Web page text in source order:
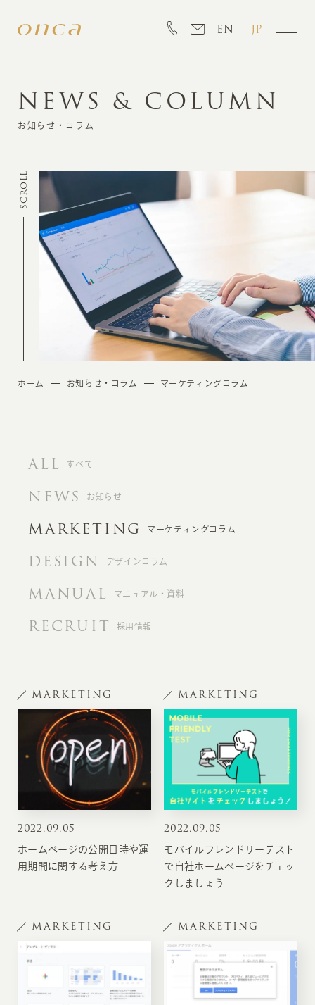
EN JP
INFORMATION
CREATION
MARKETING
NEWS & COLUMN
お知らせ・コラム
SCROLL
ホーム お知らせ・コラム マーケティングコラム
ALL すべて
NEWS お知らせ
MARKETING マーケティングコラム
DESIGN デザインコラム
MANUAL マニュアル・資料
RECRUIT 採用情報
MARKETING
2022.09.05
ホームページの公開日時や運
用期間に関する考え方
MARKETING
2022.09.05
モバイルフレンドリーテスト
で自社ホームページをチェッ
クしましょう
MARKETING MARKETING